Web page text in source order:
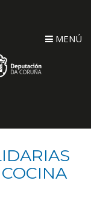
MENÚ